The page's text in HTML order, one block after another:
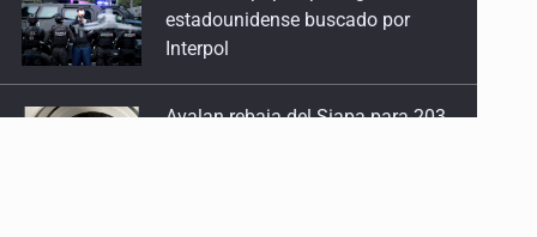
Quinto Patio
23 de Julio de 2026
Quinto Patio
Avalan rebaja del Siapa para 203
colonias